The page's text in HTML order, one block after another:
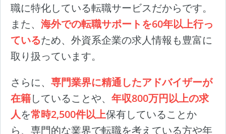
職に特化している転職サービスだからです。
また、 海外での転職サポートを60年以上行っ
ているため、外資系企業の求人情報も豊富に
取り扱っています。
さらに、 専門業界に精通したアドバイザーが
在籍していることや、 年収800万円以上の求
人を常時2,500件以上保有していることか
ら、専門的な業界で転職を考えている方や年